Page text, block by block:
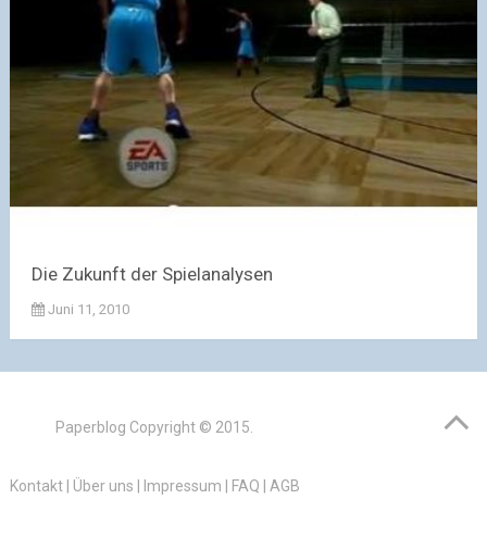
Die Zukunft der Spielanalysen
Juni 11, 2010
Paperblog Copyright © 2015.
Kontakt| Über uns Impressum FAQ AGB